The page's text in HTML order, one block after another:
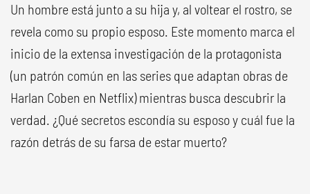
Un hombre está junto a su hija y, al voltear el rostro, se
revela como su propio esposo. Este momento marca el
inicio de la extensa investigación de la protagonista
(un patrón común en las series que adaptan obras de
Harlan Coben en Netflix) mientras busca descubrir la
verdad. ¿Qué secretos escondía su esposo y cuál fue la
razón detrás de su farsa de estar muerto?